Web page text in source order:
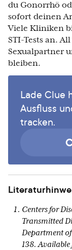
du Gonorrhö
sofort deinen
Viele Kliniken
STI-Tests an.
Sexualpartner
bleiben.
Lade Clue
Ausfluss
tracken.
Centers for
Transmitted
Department
138.